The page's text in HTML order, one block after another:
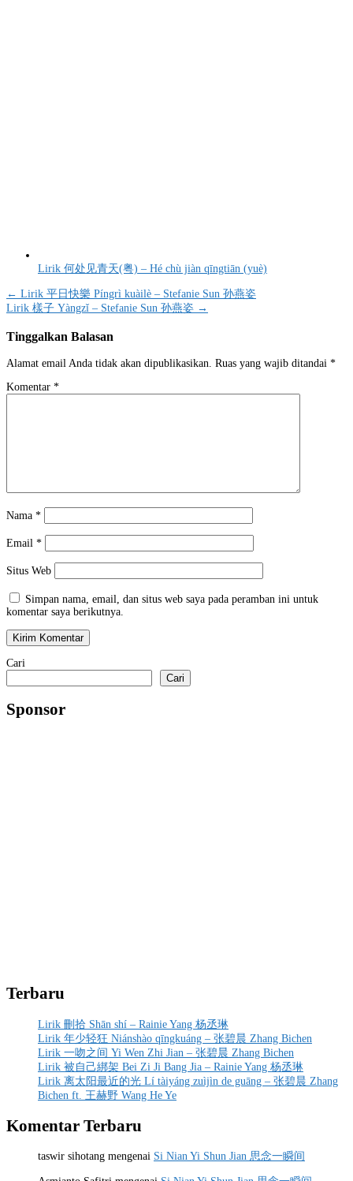
Lirik 何处见青天(粤) – Hé chù jiàn qīngtiān (yuè)
Navigasi
pos
← Lirik 平日快樂 Píngrì kuàilè – Stefanie Sun 孙燕姿
Lirik 樣子 Yàngzǐ – Stefanie Sun 孙燕姿 →
Tinggalkan Balasan
Alamat email Anda tidak akan dipublikasikan. Ruas yang wajib ditandai *
Komentar *
Nama *
Email *
Situs Web
Simpan nama, email, dan situs web saya pada peramban ini untuk
komentar saya berikutnya.
Cari
Cari
Sponsor
Terbaru
Lirik 刪拾 Shān shí – Rainie Yang 杨丞琳
Lirik 年少轻狂 Niánshào qīngkuáng – 张碧晨 Zhang Bichen
Lirik 一吻之间 Yi Wen Zhi Jian – 张碧晨 Zhang Bichen
Lirik 被自己綁架 Bei Zi Ji Bang Jia – Rainie Yang 杨丞琳
Lirik 离太阳最近的光 Lí tàiyáng zuìjìn de guāng – 张碧晨 Zhang
Bichen ft. 王赫野 Wang He Ye
Komentar Terbaru
taswir sihotang mengenai Si Nian Yi Shun Jian 思念一瞬间